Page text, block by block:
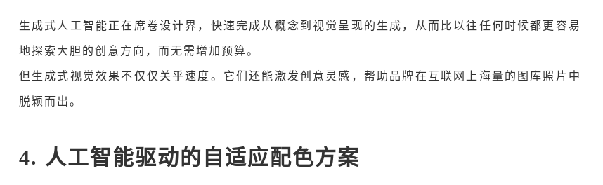
生成式人工智能正在席卷设计界，快速完成从概念到视觉呈现的生成，从而比以往任何时候都更容易
地探索大胆的创意方向，而无需增加预算。
但生成式视觉效果不仅仅关乎速度。它们还能激发创意灵感，帮助品牌在互联网上海量的图库照片中
脱颖而出。
4. 人工智能驱动的自适应配色方案